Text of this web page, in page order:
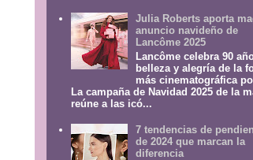
Julia Roberts aporta
anuncio navideño de
Lancôme 2025
Lancôme celebra 90
belleza y alegría de la
más cinematográfica
La campaña de Navidad 2025 de la
reúne a las icó...
7 tendencias de
de 2024 que marcan la
diferencia